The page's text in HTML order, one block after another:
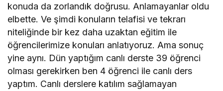
konuda da zorlandık doğrusu. Anlamayanlar oldu
elbette. Ve şimdi konuların telafisi ve tekrarı
niteliğinde bir kez daha uzaktan eğitim ile
öğrencilerimize konuları anlatıyoruz. Ama sonuç
yine aynı. Dün yaptığım canlı derste 39 öğrenci
olması gerekirken ben 4 öğrenci ile canlı ders
yaptım. Canlı derslere katılım sağlamayan